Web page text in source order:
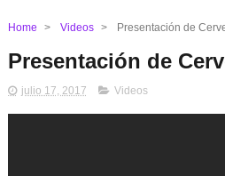
Home > Videos > Presentación de
Presentación de
julio 17, 2017 Videos